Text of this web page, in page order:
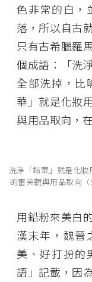
色非常的白，
落，所以自古
只有古希臘羅
個成語：「洗
全部洗掉，比
華」就是化妝
與用品取向，
洗淨「鉛華」就是化
的審美觀與用品取向
用鉛粉來美白
漢末年，魏晉
美、好打扮的
語」記載，因